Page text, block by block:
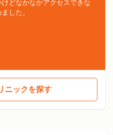
どなかなかアクセスできな
した。
ニックを探す